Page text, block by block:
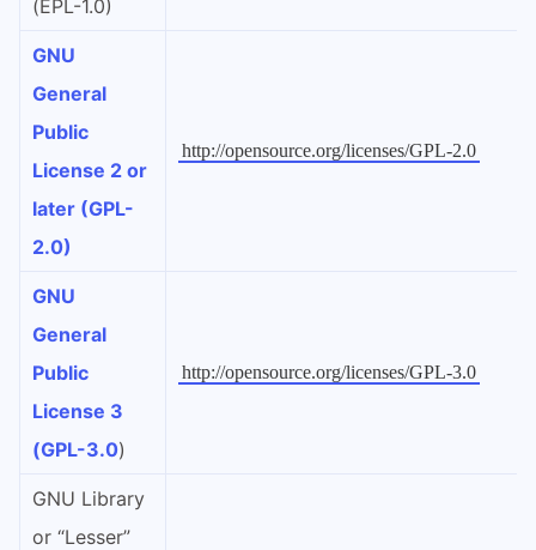
(EPL-1.0)
GNU
General
Public
License 2 or
later (GPL-
2.0)
http://opensource.org/licenses/GPL-2.0
GNU
General
Public
License 3
(GPL-3.0)
http://opensource.org/licenses/GPL-3.0
GNU Library
or “Lesser”